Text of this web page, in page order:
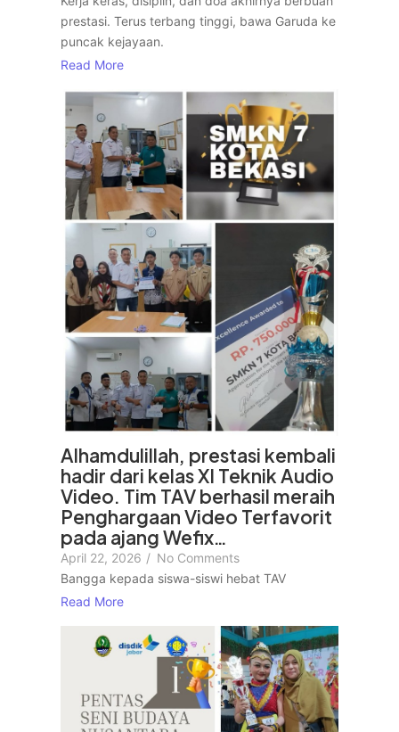
prestasi. Terus terbang tinggi, bawa Garuda ke
puncak kejayaan.
Read More
Alhamdulillah, prestasi kembali
hadir dari kelas XI Teknik Audio
Video. Tim TAV berhasil meraih
Penghargaan Video Terfavorit
pada ajang Wefix…
April 22, 2026 / No Comments
Bangga kepada siswa-siswi hebat TAV
Read More